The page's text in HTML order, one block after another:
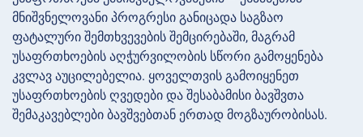
მნიშვნელოვანი პროგრესი განიცადა საგზაო
ფატალური შემთხვევების შემცირებაში, მაგრამ
უსაფრთხოების აღჭურვილობის სწორი გამოყენება
კვლავ აუცილებელია. ყოველთვის გამოიყენეთ
უსაფრთხოების ღვედები და შესაბამისი ბავშვთა
შემაკავებლები ბავშვებთან ერთად მოგზაურობისას.